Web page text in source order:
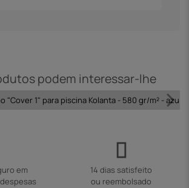
podem interessar-lhe
"Cover 1" para piscina Kolanta - 580 gr/m² - azul
em
14 dias satisfeito
ou reembolsado